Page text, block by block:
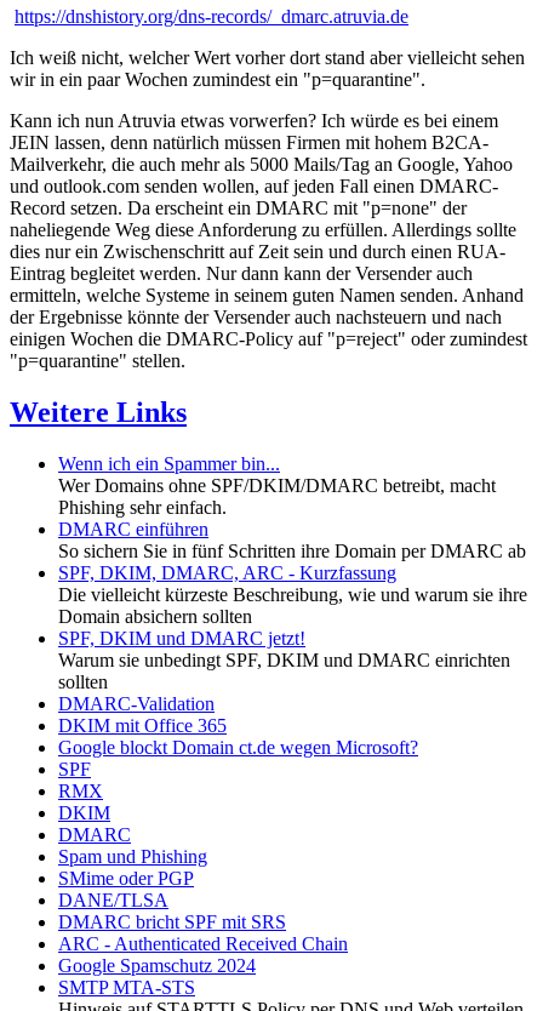
https://dnshistory.org/dns-records/_dmarc.atruvia.de
Ich weiß nicht, welcher Wert vorher dort stand aber vielleicht sehen
wir in ein paar Wochen zumindest ein "p=quarantine".
Kann ich nun Atruvia etwas vorwerfen? Ich würde es bei einem
JEIN lassen, denn natürlich müssen Firmen mit hohem B2CA-
Mailverkehr, die auch mehr als 5000 Mails/Tag an Google, Yahoo
und outlook.com senden wollen, auf jeden Fall einen DMARC-
Record setzen. Da erscheint ein DMARC mit "p=none" der
naheliegende Weg diese Anforderung zu erfüllen. Allerdings sollte
dies nur ein Zwischenschritt auf Zeit sein und durch einen RUA-
Eintrag begleitet werden. Nur dann kann der Versender auch
ermitteln, welche Systeme in seinem guten Namen senden. Anhand
der Ergebnisse könnte der Versender auch nachsteuern und nach
einigen Wochen die DMARC-Policy auf "p=reject" oder zumindest
"p=quarantine" stellen.
Weitere Links
Wenn ich ein Spammer bin...
Wer Domains ohne SPF/DKIM/DMARC betreibt, macht
Phishing sehr einfach.
DMARC einführen
So sichern Sie in fünf Schritten ihre Domain per DMARC ab
SPF, DKIM, DMARC, ARC - Kurzfassung
Die vielleicht kürzeste Beschreibung, wie und warum sie ihre
Domain absichern sollten
SPF, DKIM und DMARC jetzt!
Warum sie unbedingt SPF, DKIM und DMARC einrichten
sollten
DMARC-Validation
DKIM mit Office 365
Google blockt Domain ct.de wegen Microsoft?
SPF
RMX
DKIM
DMARC
Spam und Phishing
SMime oder PGP
DANE/TLSA
DMARC bricht SPF mit SRS
ARC - Authenticated Received Chain
Google Spamschutz 2024
SMTP MTA-STS